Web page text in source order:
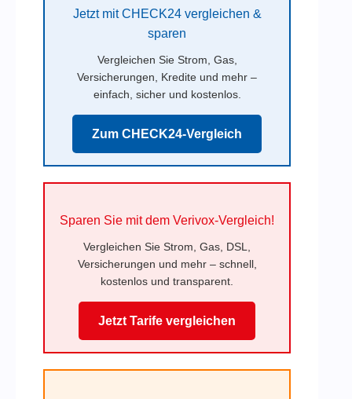
Jetzt mit CHECK24 vergleichen &
sparen
Vergleichen Sie Strom, Gas,
Versicherungen, Kredite und mehr –
einfach, sicher und kostenlos.
Zum CHECK24-Vergleich
Sparen Sie mit dem Verivox-Vergleich!
Vergleichen Sie Strom, Gas, DSL,
Versicherungen und mehr – schnell,
kostenlos und transparent.
Jetzt Tarife vergleichen